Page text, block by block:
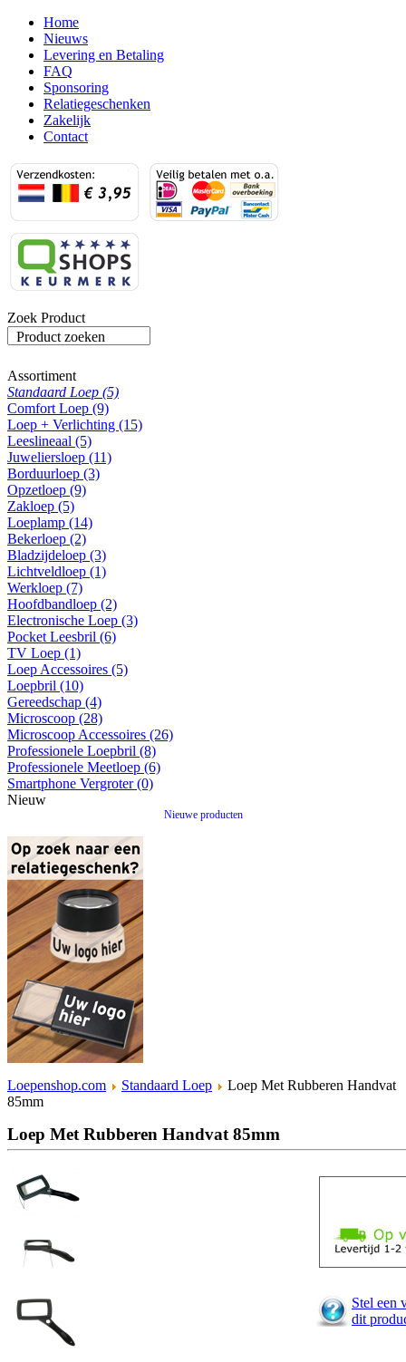
Home
Nieuws
Levering en Betaling
FAQ
Sponsoring
Relatiegeschenken
Zakelijk
Contact
Zoek Product
Product zoeken
Assortiment
Standaard Loep (5)
Comfort Loep (9)
Loep + Verlichting (15)
Leeslineaal (5)
Juweliersloep (11)
Borduurloep (3)
Opzetloep (9)
Zakloep (5)
Loeplamp (14)
Bekerloep (2)
Bladzijdeloep (3)
Lichtveldloep (1)
Werkloep (7)
Hoofdbandloep (2)
Electronische Loep (3)
Pocket Leesbril (6)
TV Loep (1)
Loep Accessoires (5)
Loepbril (10)
Gereedschap (4)
Microscoop (28)
Microscoop Accessoires (26)
Professionele Loepbril (8)
Professionele Meetloep (6)
Smartphone Vergroter (0)
Nieuw
Nieuwe producten
Loepenshop.com Standaard Loep
Loep Met Rubberen Handvat
85mm
Loep Met Rubberen Handvat 85mm
Stel een
dit